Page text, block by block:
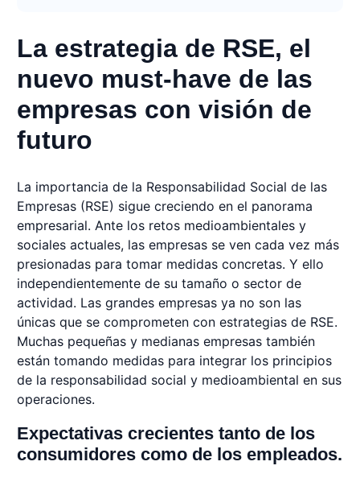
La estrategia de RSE, el
nuevo must-have de las
empresas con visión de
futuro
La importancia de la Responsabilidad Social de las
Empresas (RSE) sigue creciendo en el panorama
empresarial. Ante los retos medioambientales y
sociales actuales, las empresas se ven cada vez más
presionadas para tomar medidas concretas. Y ello
independientemente de su tamaño o sector de
actividad. Las grandes empresas ya no son las
únicas que se comprometen con estrategias de RSE.
Muchas pequeñas y medianas empresas también
están tomando medidas para integrar los principios
de la responsabilidad social y medioambiental en sus
operaciones.
Expectativas crecientes tanto de los
consumidores como de los empleados.